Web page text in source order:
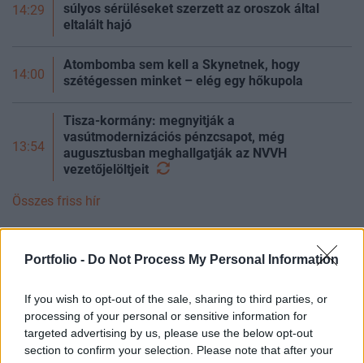
Portfolio - Do Not Process My Personal Information
If you wish to opt-out of the sale, sharing to third parties, or
processing of your personal or sensitive information for
targeted advertising by us, please use the below opt-out
section to confirm your selection. Please note that after your
14:29
súlyos sérüléseket szerzett az oroszok által
eltalált hajó
14:00
Atombomba sem kell a Skynetnek, hogy
szétégessen minket – elég egy hőkupola
13:54
Tisza-kormány: megnyitják a
vasútmodernizációs pénzcsapot, még
augusztusban meghallgatják az NVVH
vezetőjelöltjeit
Összes friss hír
Otthon Start: visszaszáll a kamatversenybe az
UniCredit Bank
Augusztus 10-tól 2,89 százalékos kamat mellett kínálja az